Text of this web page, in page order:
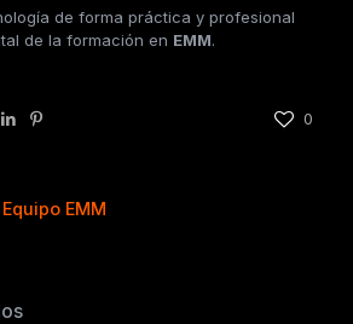
de forma práctica y profesional
de la formación en EMM.
0
Equipo EMM